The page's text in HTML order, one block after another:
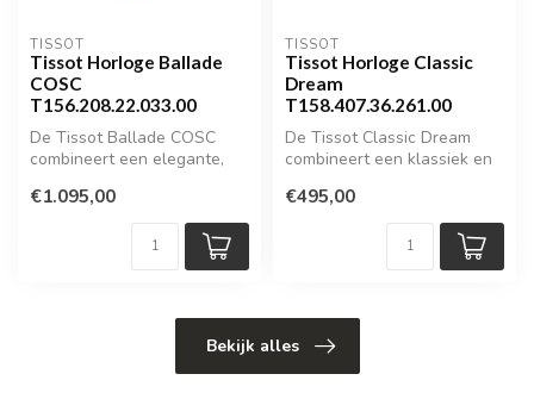
TISSOT
Tissot Horloge Ballade
COSC
T156.208.22.033.00
De Tissot Ballade COSC
combineert een elegante,
nau...
€1.095,00
TISSOT
Tissot Horloge Classic
Dream
T158.407.36.261.00
De Tissot Classic Dream
combineert een klassiek en
tech...
€495,00
Bekijk alles